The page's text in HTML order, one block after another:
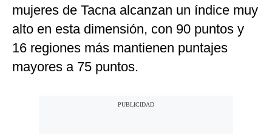
mujeres de Tacna alcanzan un índice muy
alto en esta dimensión, con 90 puntos y
16 regiones más mantienen puntajes
mayores a 75 puntos.